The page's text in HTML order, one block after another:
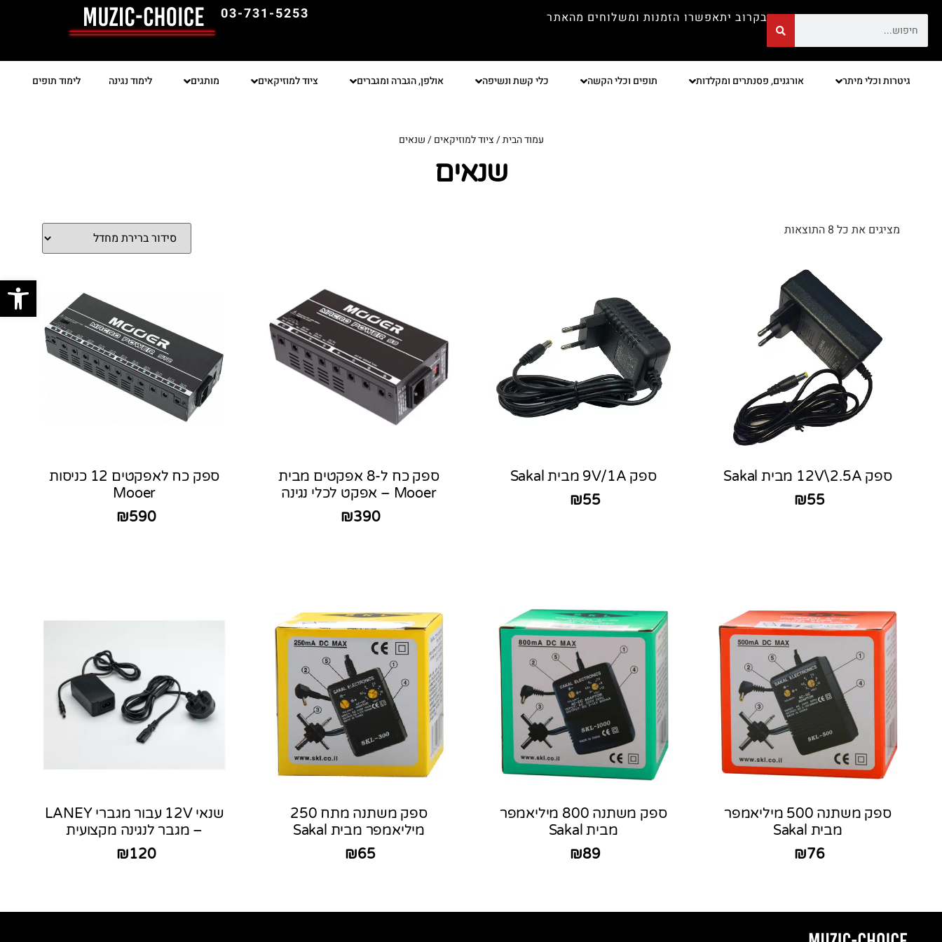
בקרוב יתאפשרו הזמנות ומשלוחים מהאתר 03-731-5253
גיטרות וכלי מיתר אורגנים, פסנתרים ומקלדות תופים וכלי הקשה כלי קשת ונשיפה אולפן, הגברה ומגברים ציוד למוזיקאים מותגים לימוד נגינה לימוד תופים
עמוד הבית/ציוד למוזיקאים/ שנאים
שנאים
מציגים את כל ⁦8⁩ התוצאות
ספק 12V\2.5A מבית Sakal
₪55
ספק 9V/1A מבית Sakal
₪55
ספק כח ל-8 אפקטים מבית
Mooer – אפקט לכלי נגינה
₪390
ספק כח לאפקטים 12 כניסות
Mooer
₪590
ספק משתנה 500 מיליאמפר
מבית Sakal
₪76
ספק משתנה 800 מיליאמפר
מבית Sakal
₪89
ספק משתנה מתח 250
מיליאמפר מבית Sakal
₪65
שנאי 12V עבור מגברי LANEY
– מגבר לנגינה מקצועית
₪120
פתח